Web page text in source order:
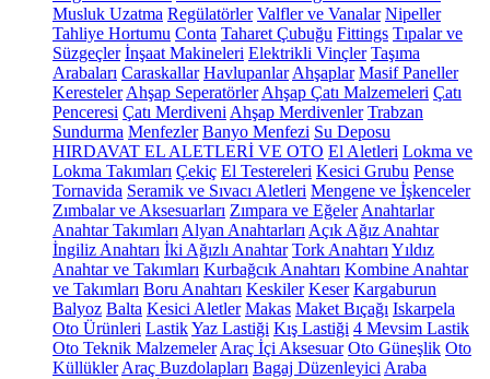
Musluk Uzatma Regülatörler Valfler ve Vanalar Nipeller
Tahliye Hortumu Conta Taharet Çubuğu Fittings Tıpalar ve
Süzgeçler İnşaat Makineleri Elektrikli Vinçler Taşıma
Arabaları Caraskallar Havlupanlar Ahşaplar Masif Paneller
Keresteler Ahşap Seperatörler Ahşap Çatı Malzemeleri Çatı
Penceresi Çatı Merdiveni Ahşap Merdivenler Trabzan
Sundurma Menfezler Banyo Menfezi Su Deposu
HIRDAVAT EL ALETLERİ VE OTO El Aletleri Lokma ve
Lokma Takımları Çekiç El Testereleri Kesici Grubu Pense
Tornavida Seramik ve Sıvacı Aletleri Mengene ve İşkenceler
Zımbalar ve Aksesuarları Zımpara ve Eğeler Anahtarlar
Anahtar Takımları Alyan Anahtarları Açık Ağız Anahtar
İngiliz Anahtarı İki Ağızlı Anahtar Tork Anahtarı Yıldız
Anahtar ve Takımları Kurbağcık Anahtarı Kombine Anahtar
ve Takımları Boru Anahtarı Keskiler Keser Kargaburun
Balyoz Balta Kesici Aletler Makas Maket Bıçağı Iskarpela
Oto Ürünleri LastikYaz Lastiği Kış Lastiği 4 Mevsim Lastik
Oto Teknik Malzemeler Araç İçi Aksesuar Oto Güneşlik Oto
Küllükler Araç Buzdolapları Bagaj Düzenleyici Araba